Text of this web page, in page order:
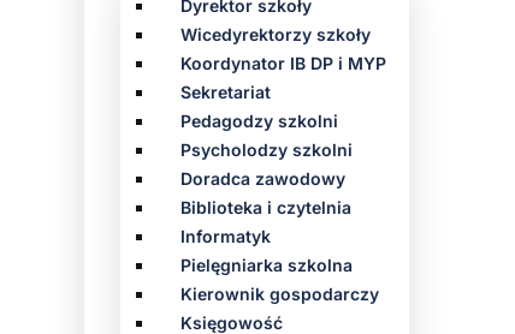
Dyrektor szkoły
Wicedyrektorzy szkoły
Koordynator IB DP i MYP
Sekretariat
Pedagodzy szkolni
Psycholodzy szkolni
Doradca zawodowy
Biblioteka i czytelnia
Informatyk
Pielęgniarka szkolna
Kierownik gospodarczy
Księgowość